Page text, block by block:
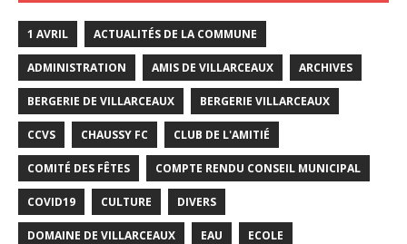
1 AVRIL ACTUALITÉS DE LA COMMUNE
ADMINISTRATION AMIS DE VILLARCEAUX ARCHIVES
BERGERIE DE VILLARCEAUX BERGERIE VILLARCEAUX
CCVS CHAUSSY FC CLUB DE L'AMITIÉ
COMITÉ DES FÊTES COMPTE RENDU CONSEIL MUNICIPAL
COVID19 CULTURE DIVERS
DOMAINE DE VILLARCEAUX EAU ECOLE